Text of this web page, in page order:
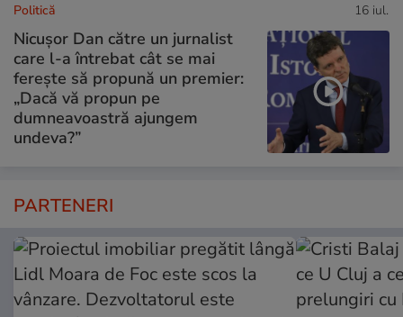
Politică 16 iul.
Nicușor Dan către un jurnalist
care l-a întrebat cât se mai
ferește să propună un premier:
„Dacă vă propun pe
dumneavoastră ajungem
undeva?”
PARTENERI